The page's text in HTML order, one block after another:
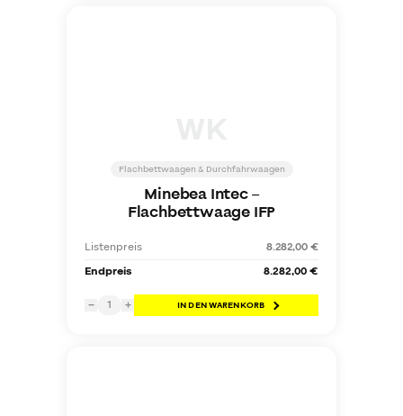
Flachbettwaagen & Durchfahrwaagen
Minebea Intec–
Flachbettwaage IFP
Listenpreis
8.282,00 €
Endpreis
8.282,00 €
− 1 + IN DEN WARENKORB